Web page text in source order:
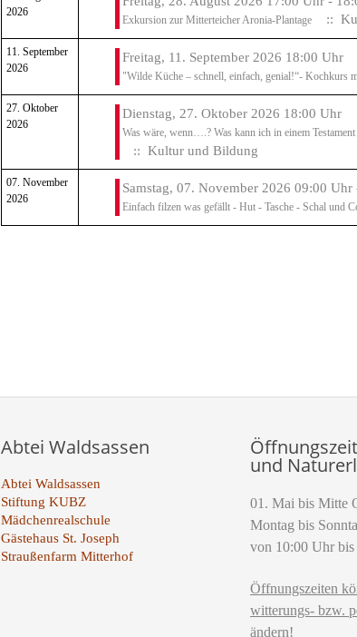
2026
Exkursion zur Mitterteicher Aronia-Plantage ::
11. September
2026
Freitag, 11. September 2026 18:00 Uhr
"Wilde Küche – schnell, einfach, genial!“- Kochkurs
27. Oktober
2026
Dienstag, 27. Oktober 2026 18:00 Uhr
Was wäre, wenn….? Was kann ich in einem
:: Kultur und Bildung
07. November
2026
Samstag, 07. November 2026 09:00
Einfach filzen was gefällt - Hut - Tasche - Schal und
Abtei Waldsassen
Abtei Waldsassen
Stiftung KUBZ
Mädchenrealschule
Gästehaus St. Joseph
Straußenfarm Mitterhof
und
01. Mai bis Mitte
Montag bis
von 10:00 Uhr
Öffnungszeiten
witterungs- bzw.
ändern!